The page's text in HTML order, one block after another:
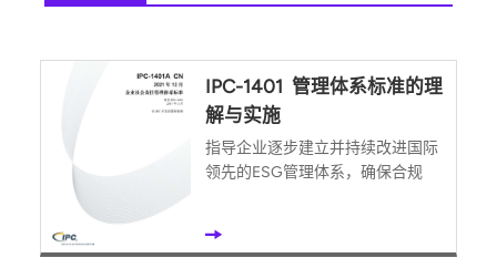
IPC-1401 管理体系标准的理
解与实施
指导企业逐步建立并持续改进国际
领先的ESG管理体系，确保合规